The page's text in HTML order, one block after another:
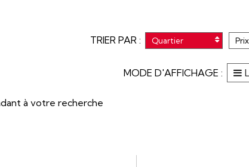
TRIER PAR : Quartier Prix
MODE D'AFFICHAGE :
à votre recherche